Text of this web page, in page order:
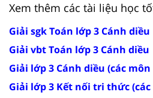
Xem thêm các tài liệu học
Giải sgk Toán lớp 3 Cánh diều
Giải vbt Toán lớp 3 Cánh diều
Giải lớp 3 Cánh diều (các môn
Giải lớp 3 Kết nối tri thức